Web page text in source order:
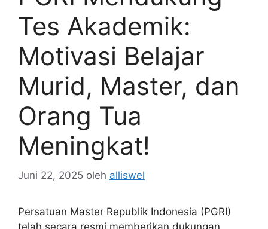
Tes Akademik:
Motivasi Belajar
Murid, Master, dan
Orang Tua
Meningkat!
Juni 22, 2025 oleh alliswel
Persatuan Master Republik Indonesia (PGRI)
telah secara resmi memberikan dukungan